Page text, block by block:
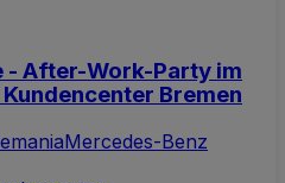
- After-Work-Party im
Bremen
Mercedes-Benz